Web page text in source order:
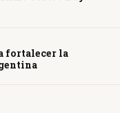
fortalecer la